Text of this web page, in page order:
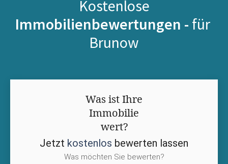
Kostenlose
Immobilienbewertungen - für
Brunow
Was ist Ihre
Immobilie
wert?
Jetzt kostenlos bewerten lassen
Was möchten Sie bewerten?